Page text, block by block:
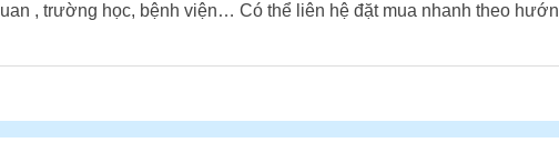
, trường học, bệnh viện… Có thể liên hệ đặt mua nhanh theo